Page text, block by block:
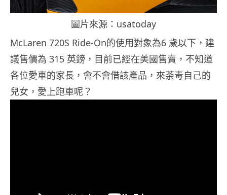
圖片來源：usatoday
McLaren 720S Ride-On的使用對象為6 歲以下，建
議售價為 315 英鎊，目前已經在美國售賣，不知道
各位愛車的家長，會不會借該產品，來荼毒自己的
兒女，愛上跑車呢？